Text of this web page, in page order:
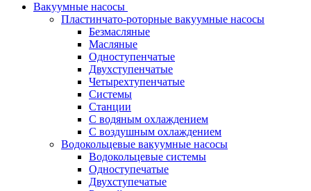
Вакуумные насосы
Пластинчато-роторные вакуумные насосы
Безмасляные
Масляные
Одноступенчатые
Двухступенчатые
Четырехтупенчатые
Системы
Станции
С водяным охлаждением
С воздушным охлаждением
Водокольцевые вакуумные насосы
Водокольцевые системы
Одноступечатые
Двухступечатые